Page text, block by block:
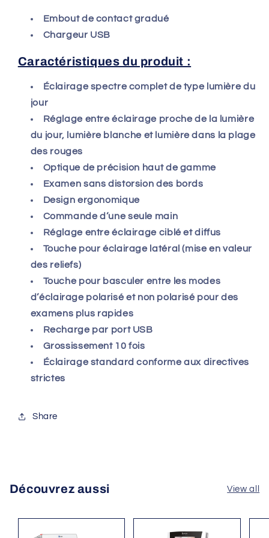
Embout de contact gradué
Chargeur USB
Caractéristiques du produit :
Éclairage spectre complet de type lumière du
jour
Réglage entre éclairage proche de la lumière
du jour, lumière blanche et lumière dans la plage
des rouges
Optique de précision haut de gamme
Examen sans distorsion des bords
Design ergonomique
Commande d’une seule main
Réglage entre éclairage ciblé et diffus
Touche pour éclairage latéral (mise en valeur
des reliefs)
Touche pour basculer entre les modes
d’éclairage polarisé et non polarisé pour des
examens plus rapides
Recharge par port USB
Grossissement 10 fois
Éclairage standard conforme aux directives
strictes
Share
Découvrez aussi View all